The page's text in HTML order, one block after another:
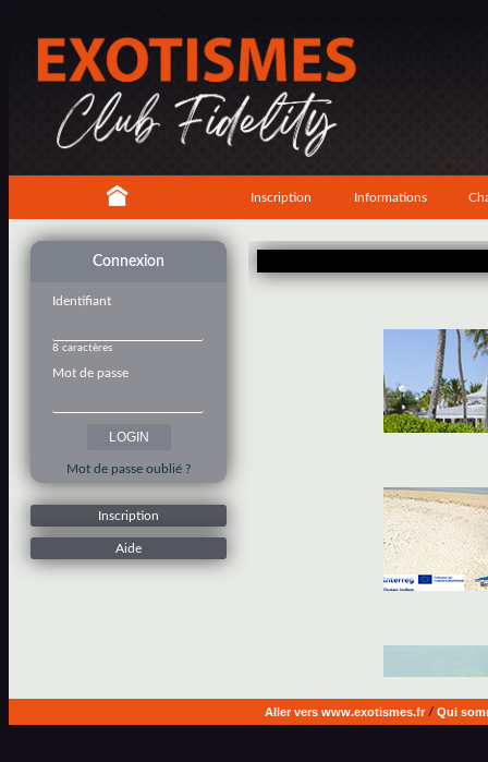
Inscription Informations
Connexion
Identifiant
8 caractères
Mot de passe
Mot de passe oublié ?
Inscription
Aide
Aller vers www.exotismes.fr/ Qui